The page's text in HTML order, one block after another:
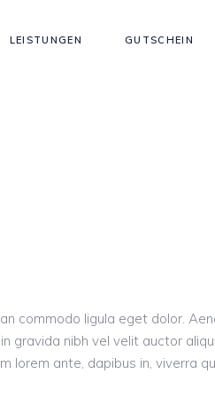
LEISTUNGEN GUTSCHEIN
commodo ligula eget dolor.
gravida nibh vel velit auctor
lorem ante, dapibus in, viverra